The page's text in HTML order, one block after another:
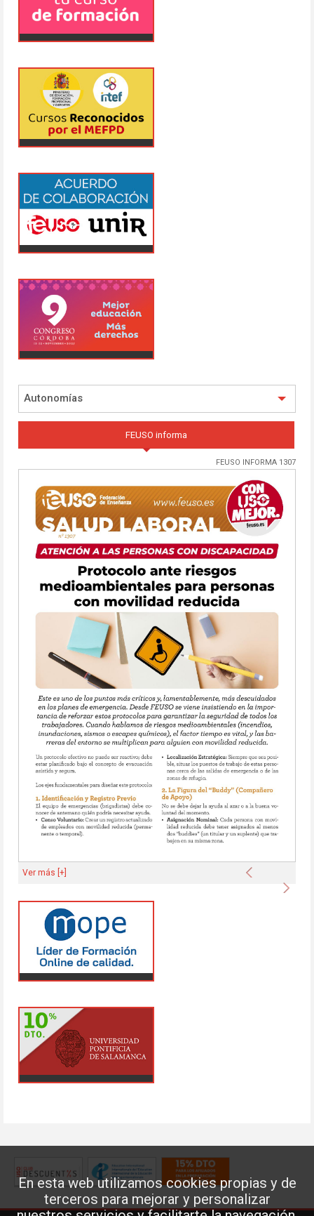
En esta web utilizamos cookies propias y de
terceros para mejorar y personalizar
Autonomías
FEUSO informa
FEUSO INFORMA 1307
Anterior
Ver más [+]